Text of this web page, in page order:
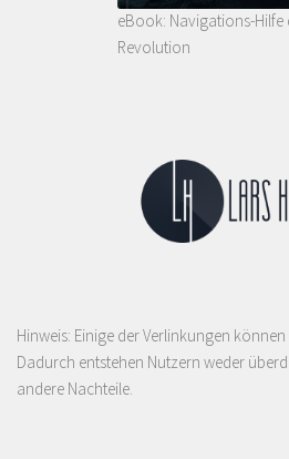
eBook: Navigations-Hilfe
Revolution
Hinweis: Einige der Verlinkungen
Dadurch entstehen Nutzern weder
andere Nachteile.